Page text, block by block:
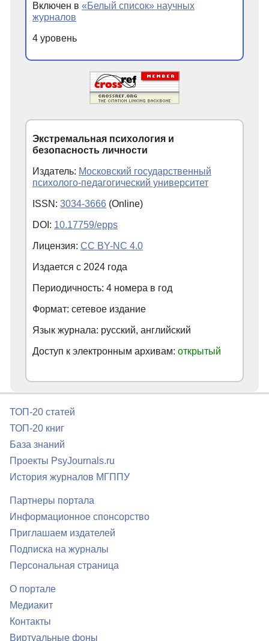
Включен в «Белый список» научных
журналов
4 уровень
Экстремальная психология и
безопасность личности
Издатель: Московский государственный
психолого-педагогический университет
ISSN: 3034-3666 (Online)
DOI: 10.17759/epps
Лицензия: CC BY-NC 4.0
Издается с 2024 года
Периодичность: 4 номера в год
Формат: сетевое издание
Язык журнала: русский, английский
Доступ к электронным архивам: открытый
ТОП-20 статей
ТОП-20 книг
База знаний
Проекты PsyJournals.ru
История журналов МГППУ
Партнеры портала
Информационное спонсорство
Приглашаем издателей
Подписка на журналы
Персональная страница
О портале
Медиакит
Контакты
Виртуальные фоны